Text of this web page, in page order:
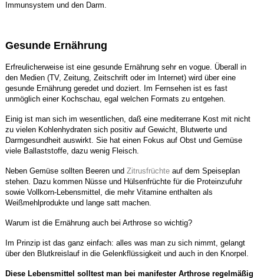
Immunsystem und den Darm.
Gesunde Ernährung
Erfreulicherweise ist eine gesunde Ernährung sehr en vogue. Überall in
den Medien (TV, Zeitung, Zeitschrift oder im Internet) wird über eine
gesunde Ernährung geredet und doziert. Im Fernsehen ist es fast
unmöglich einer Kochschau, egal welchen Formats zu entgehen.
Einig ist man sich im wesentlichen, daß eine mediterrane Kost mit nicht
zu vielen Kohlenhydraten sich positiv auf Gewicht, Blutwerte und
Darmgesundheit auswirkt. Sie hat einen Fokus auf Obst und Gemüse
viele Ballaststoffe, dazu wenig Fleisch.
Neben Gemüse sollten Beeren und Zitrusfrüchteauf dem Speiseplan
stehen. Dazu kommen Nüsse und Hülsenfrüchte für die Proteinzufuhr
sowie Vollkorn-Lebensmittel, die mehr Vitamine enthalten als
Weißmehlprodukte und lange satt machen.
Warum ist die Ernährung auch bei Arthrose so wichtig?
Im Prinzip ist das ganz einfach: alles was man zu sich nimmt, gelangt
über den Blutkreislauf in die Gelenkflüssigkeit und auch in den Knorpel.
Diese Lebensmittel solltest man bei manifester Arthrose regelmäßig